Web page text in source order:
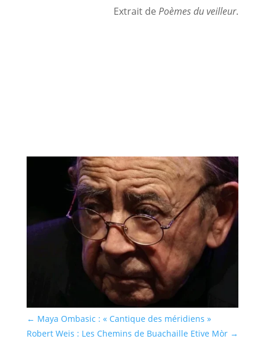
Extrait dePoèmes du veilleur.
← Maya Ombasic : « Cantique des méridiens »
Robert Weis : Les Chemins de Buachaille Etive Mòr →